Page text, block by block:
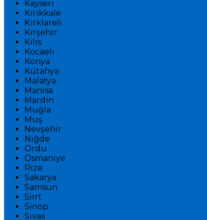
Kayseri
Kırıkkale
Kırklareli
Kırşehir
Kilis
Kocaeli
Konya
Kütahya
Malatya
Manisa
Mardin
Muğla
Muş
Nevşehir
Niğde
Ordu
Osmaniye
Rize
Sakarya
Samsun
Siirt
Sinop
Sivas